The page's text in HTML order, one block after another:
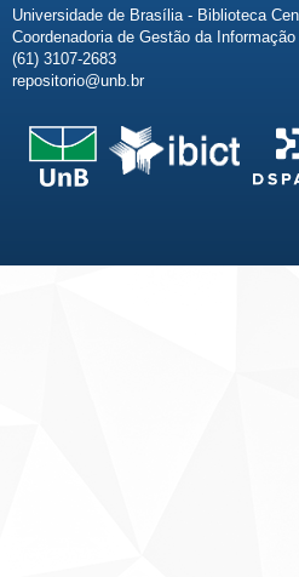
Universidade de Brasília - Biblioteca
Coordenadoria de Gestão da
(61) 3107-2683
repositorio@unb.br